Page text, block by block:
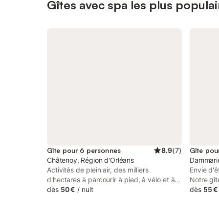
Gîtes avec spa les plus
Gîte pour 6 personnes 8.9(7)
Châtenoy, Région d'Orléans
Activités de plein air, des milliers
d'hectares à parcourir à pied, à vélo et à
cheval. Étang, pêche, baignade à
dès 50 € / nuit
Gîte
Envie
Notre
du
dès 55 €